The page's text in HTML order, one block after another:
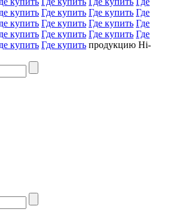
купить Где купить Где купить Где
купить Где купить Где купить Где
купить Где купить Где купить Где
купить Где купить продукцию Hi-